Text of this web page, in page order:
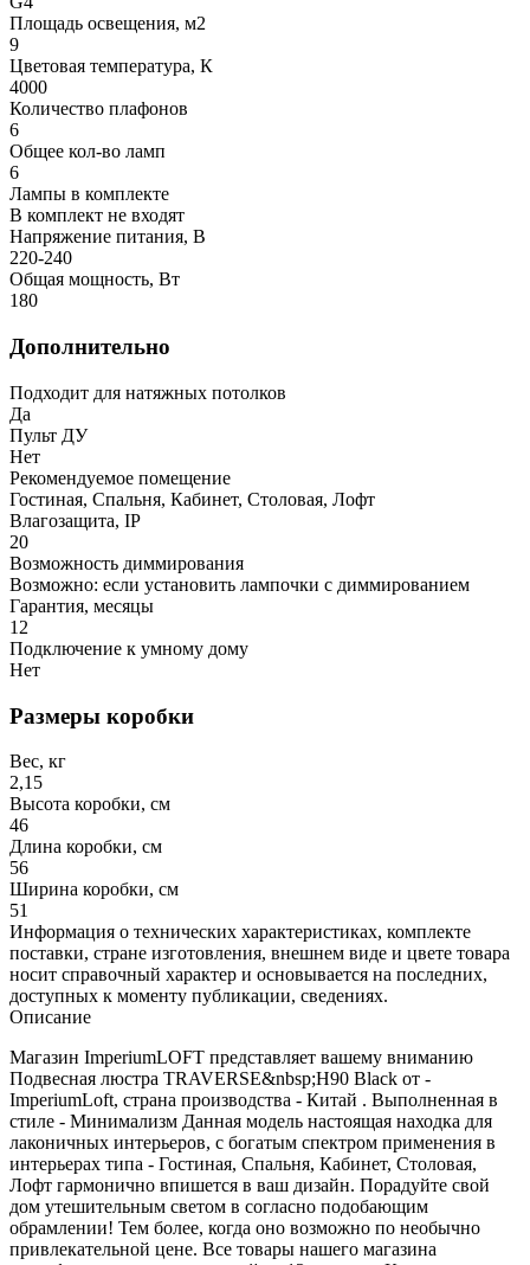
Площадь освещения, м2
9
Цветовая температура, К
4000
Количество плафонов
6
Общее кол-во ламп
6
Лампы в комплекте
В комплект не входят
Напряжение питания, В
220-240
Общая мощность, Вт
180
Дополнительно
Подходит для натяжных потолков
Да
Пульт ДУ
Нет
Рекомендуемое помещение
Гостиная, Спальня, Кабинет, Столовая, Лофт
Влагозащита, IP
20
Возможность диммирования
Возможно: если установить лампочки с диммированием
Гарантия, месяцы
12
Подключение к умному дому
Нет
Размеры коробки
Вес, кг
2,15
Высота коробки, см
46
Длина коробки, см
56
Ширина коробки, см
51
Информация о технических характеристиках, комплекте
поставки, стране изготовления, внешнем виде и цвете товара
носит справочный характер и основывается на последних,
доступных к моменту публикации, сведениях.
Описание
Магазин ImperiumLOFT представляет вашему вниманию
Подвесная люстра TRAVERSE&nbsp;H90 Black от -
ImperiumLoft, страна производства - Китай . Выполненная в
стиле - Минимализм Данная модель настоящая находка для
лаконичных интерьеров, с богатым спектром применения в
интерьерах типа - Гостиная, Спальня, Кабинет, Столовая,
Лофт гармонично впишется в ваш дизайн. Порадуйте свой
дом утешительным светом в согласно подобающим
обрамлении! Тем более, когда оно возможно по необычно
привлекательной цене. Все товары нашего магазина